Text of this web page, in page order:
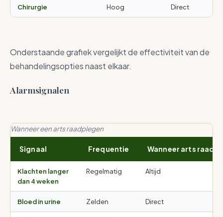
Chirurgie Hoog Direct
Onderstaande grafiek vergelijkt de effectiviteit van de
behandelingsopties naast elkaar.
Alarmsignalen
Wanneer een arts raadplegen
Signaal Frequentie Wanneer arts
Klachten langer
dan 4 weken
Regelmatig Altijd
Bloed in urine Zelden Direct